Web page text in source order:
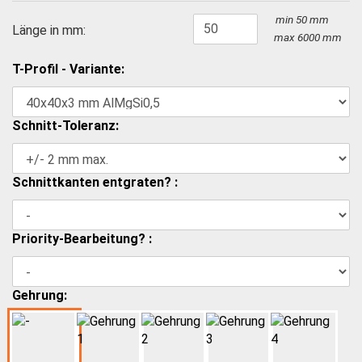
Länge in mm:
min 50 mm
max 6000 mm
T-Profil - Variante:
Schnitt-Toleranz:
Schnittkanten entgraten? :
Priority-Bearbeitung? :
Gehrung: